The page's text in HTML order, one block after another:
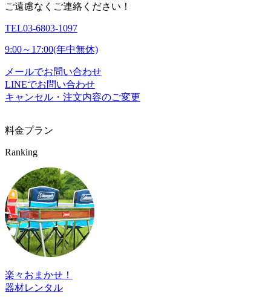
ご遠慮なくご連絡ください！
TEL03-6803-1097
9:00～17:00(年中無休)
メールでお問い合わせ
LINEでお問い合わせ
キャンセル・注文内容のご変更
料金プラン
Ranking
楽々おまかせ！
器材レンタル